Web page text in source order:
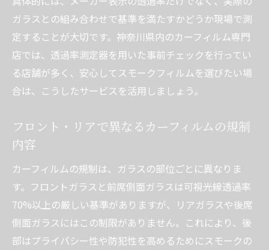
ガラスとの組み合わせで基準を満たすかどうか現場で測
定することが大切です。神奈川県内のカーフィルム専門
店では、透過率測定器を用いた事前チェックを行ってい
る店舗が多く、安心してスモークフィルムを選びたい場
合は、こうしたサービスを活用しましょう。
フロント・リアで異なるカーフィルムの規制
内容
カーフィルムの規制は、ガラスの部位ごとに異なりま
す。フロントガラスと前席側面ガラスは可視光線透過率
70%以上の厳しい基準がありますが、リアガラスや後席
側面ガラスにはこの制限がありません。これにより、後
部はプライバシー性や防犯性を高めるためにスモークの